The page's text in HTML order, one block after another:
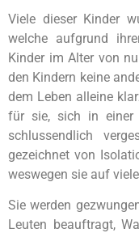
Viele dieser Kinder
welche aufgrund
Kinder im Alter von
den Kindern keine
dem Leben alleine
für sie, sich in einer
schlussendlich
gezeichnet von
weswegen sie auf
Sie werden
Leuten beauftragt,